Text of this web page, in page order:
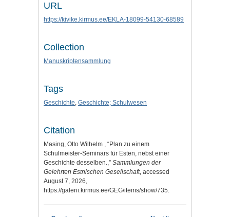
URL
https://kivike.kirmus.ee/EKLA-18099-54130-68589
Collection
Manuskriptensammlung
Tags
Geschichte, Geschichte; Schulwesen
Citation
Masing, Otto Wilhelm , “Plan zu einem
Schulmeister-Seminars für Esten, nebst einer
Geschichte desselben.,” Sammlungen der
Gelehrten Estnischen Gesellschaft, accessed
August 7, 2026,
https://galerii.kirmus.ee/GEG/items/show/735.